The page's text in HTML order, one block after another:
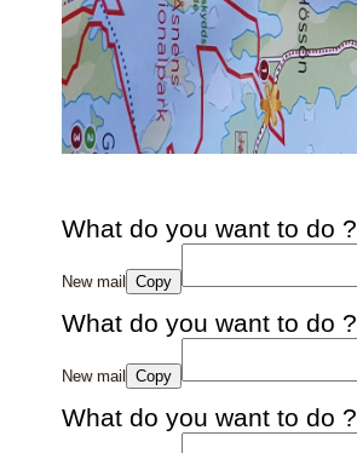
What do you want to do ?
New mail Copy
What do you want to do ?
New mail Copy
What do you want to do ?